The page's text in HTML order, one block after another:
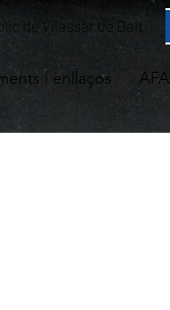
de Vilassar de Dalt
i enllaços AFA